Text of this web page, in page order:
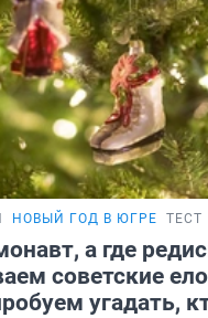
НОВЫЙ ГОД В ЮГРЕ ТЕСТ
а где
советские
угадать,